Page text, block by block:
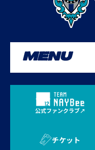
MENU
公式ファンクラブ
チケット